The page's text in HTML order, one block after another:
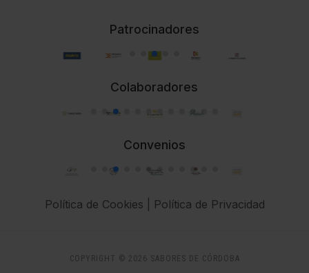
Patrocinadores
Colaboradores
Convenios
Política de Cookies Política de Privacidad
COPYRIGHT © 2026 SABORES DE CÓRDOBA